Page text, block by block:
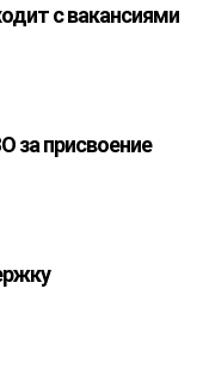
с вакансиями
за присвоение